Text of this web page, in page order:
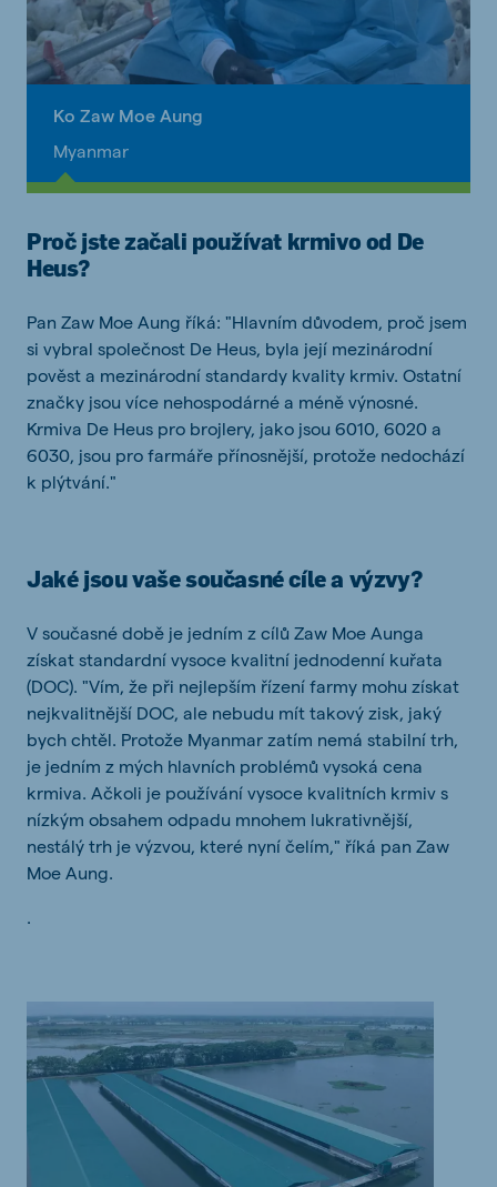
Ko Zaw Moe Aung
Myanmar
Proč jste začali používat krmivo od De
Heus?
Pan Zaw Moe Aung říká: "Hlavním důvodem, proč jsem
si vybral společnost De Heus, byla její mezinárodní
pověst a mezinárodní standardy kvality krmiv. Ostatní
značky jsou více nehospodárné a méně výnosné.
Krmiva De Heus pro brojlery, jako jsou 6010, 6020 a
6030, jsou pro farmáře přínosnější, protože nedochází
k plýtvání."
Jaké jsou vaše současné cíle a výzvy?
V současné době je jedním z cílů Zaw Moe Aunga
získat standardní vysoce kvalitní jednodenní kuřata
(DOC). "Vím, že při nejlepším řízení farmy mohu získat
nejkvalitnější DOC, ale nebudu mít takový zisk, jaký
bych chtěl. Protože Myanmar zatím nemá stabilní trh,
je jedním z mých hlavních problémů vysoká cena
krmiva. Ačkoli je používání vysoce kvalitních krmiv s
nízkým obsahem odpadu mnohem lukrativnější,
nestálý trh je výzvou, které nyní čelím," říká pan Zaw
Moe Aung.
.